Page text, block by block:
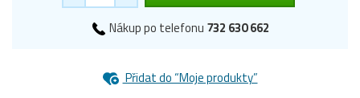
Nákup po telefonu 732 630 662
Přidat do “Moje produkty”